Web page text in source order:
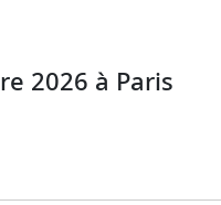
2026 à Paris